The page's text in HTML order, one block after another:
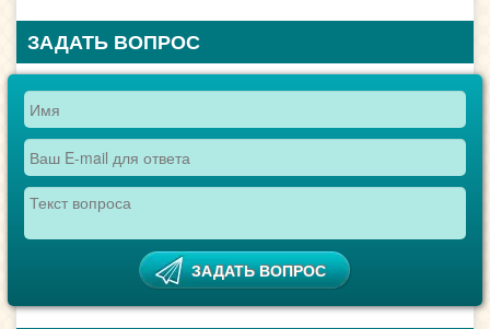
ЗАДАТЬ ВОПРОС